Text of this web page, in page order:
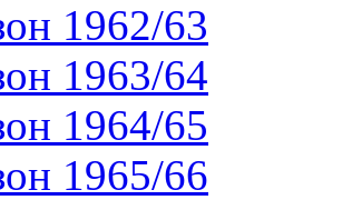
1962/63
1963/64
1964/65
1965/66